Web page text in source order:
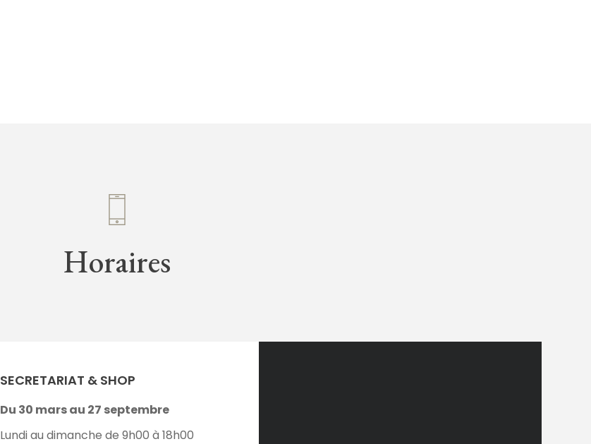
Horaires
SECRETARIAT & SHOP
Du 30 mars au 27 septembre
Lundi au dimanche de 9h00 à 18h00